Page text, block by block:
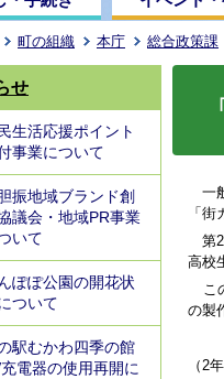
町の組織 本庁 総合政策課
せ
生活応援ポイント
事業について
振地域ブランド創
議会・地域PR事業
いて
ぽぽ公園の開花状
ついて
駅むかわ四季の館
電器の使用再開に
一
「
第2
高校
こ
の製
（2